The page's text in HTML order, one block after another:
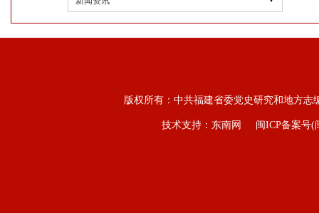
版权所有：中共福建省委党史研究和地方
技术支持：东南网 闽ICP备案号(